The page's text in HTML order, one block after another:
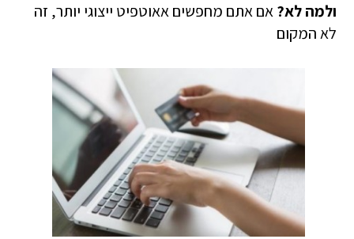
ולמה לא?אם אתם מחפשים אאוטפיט ייצוגי יותר, זה
לא המקום